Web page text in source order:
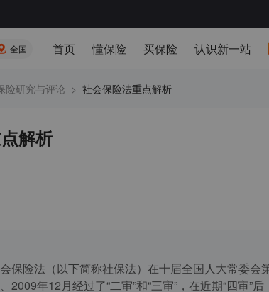
全国 首页 懂保险 买保险 认识新一站
险研究与评论 > 社会保险法重点解析
解析
保险法（以下简称社保法）在十届全国人大常委会
2009年12月经过了“二审”和“三审”，在近期“四审”